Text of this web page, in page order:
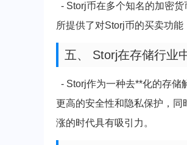
- Storj币在多个知名的加密
所提供了对Storj币的买卖功能
五、 Storj在存储行业
- Storj作为一种去**化的存储
更高的安全性和隐私保护，
涨的时代具有吸引力。